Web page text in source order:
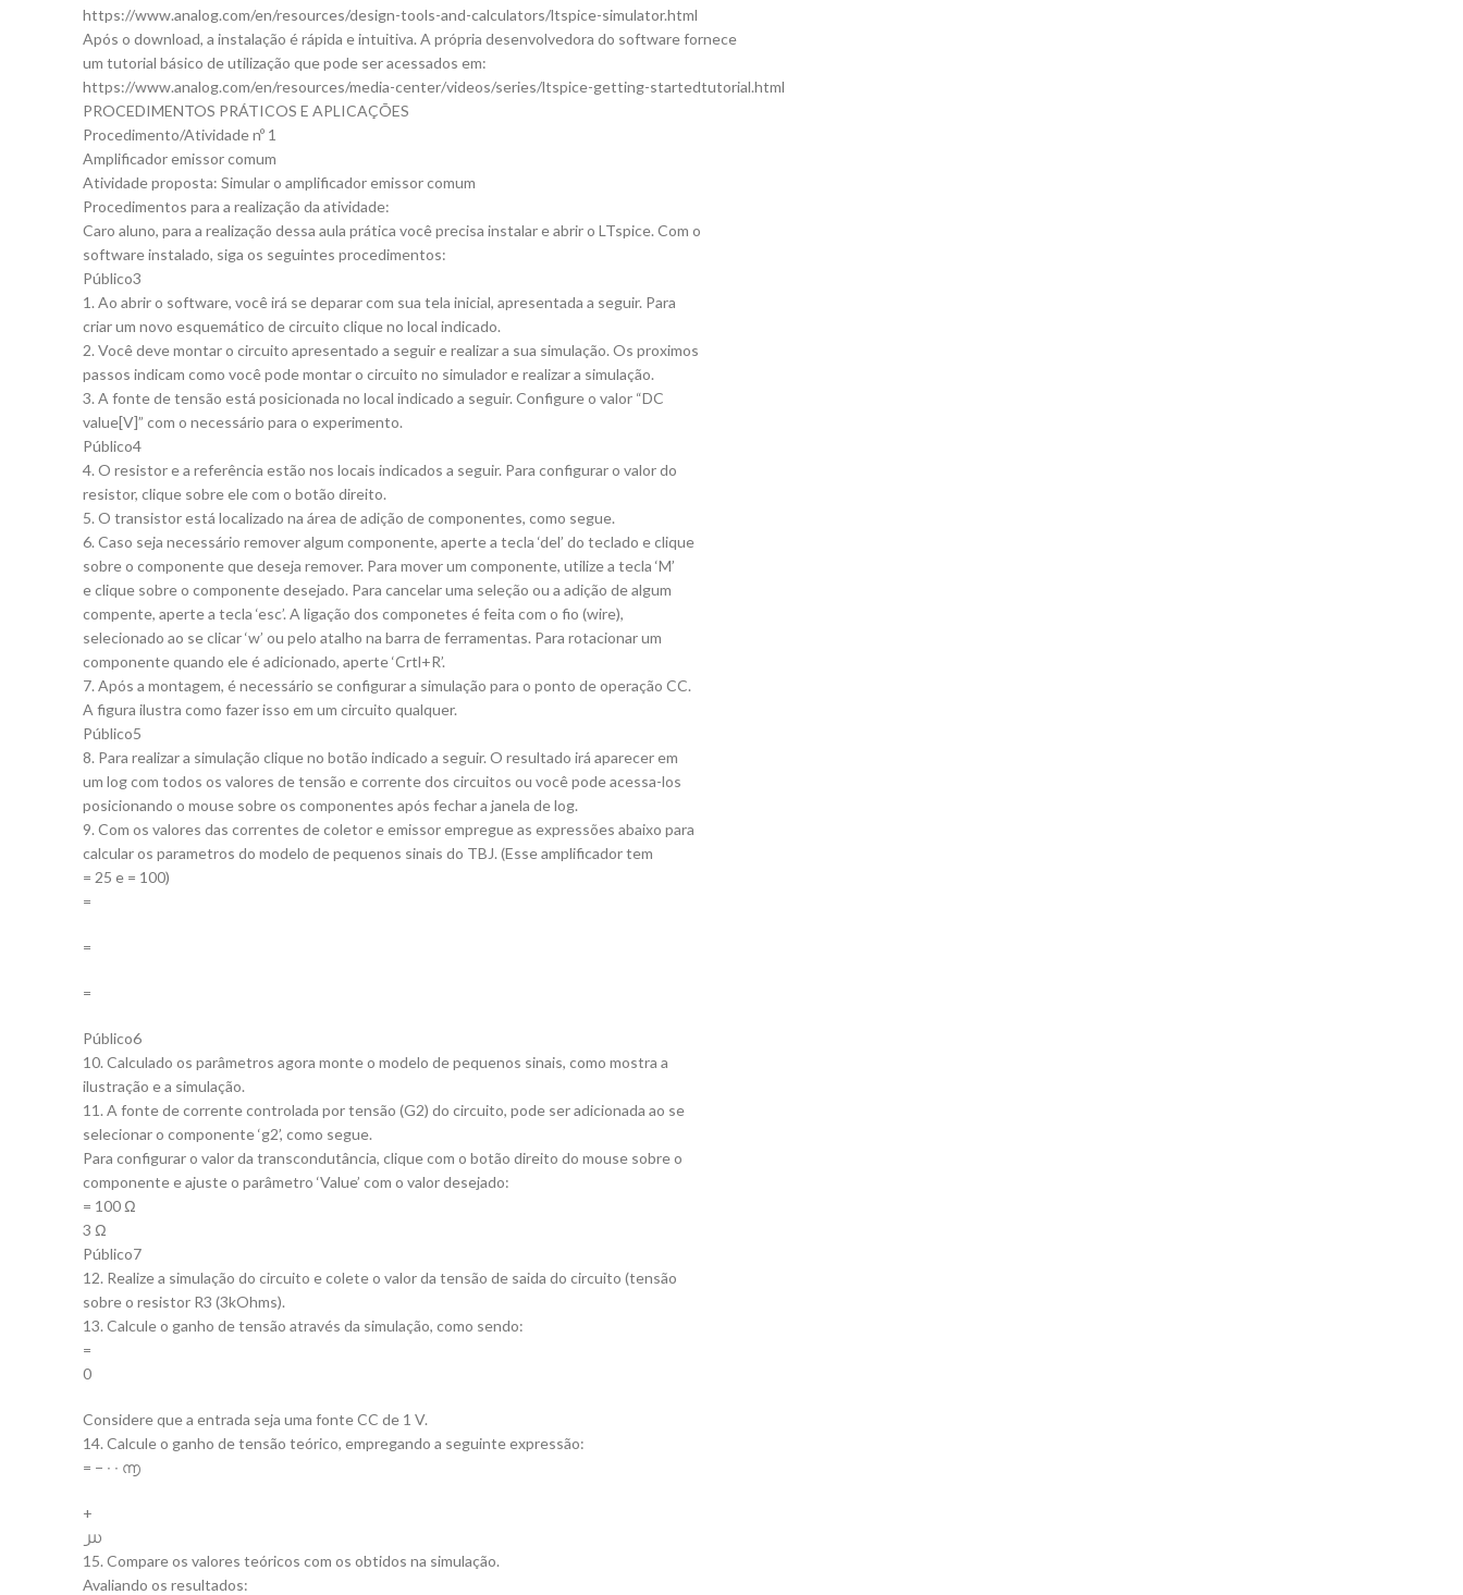
https://www.analog.com/en/resources/design-tools-and-calculators/ltspice-simulator.html
Após o download, a instalação é rápida e intuitiva. A própria desenvolvedora do software fornece
um tutorial básico de utilização que pode ser acessados em:
https://www.analog.com/en/resources/media-center/videos/series/ltspice-getting-startedtutorial.html
PROCEDIMENTOS PRÁTICOS E APLICAÇÕES
Procedimento/Atividade nº 1
Amplificador emissor comum
Atividade proposta: Simular o amplificador emissor comum
Procedimentos para a realização da atividade:
Caro aluno, para a realização dessa aula prática você precisa instalar e abrir o LTspice. Com o
software instalado, siga os seguintes procedimentos:
Público3
1. Ao abrir o software, você irá se deparar com sua tela inicial, apresentada a seguir. Para
criar um novo esquemático de circuito clique no local indicado.
2. Você deve montar o circuito apresentado a seguir e realizar a sua simulação. Os proximos
passos indicam como você pode montar o circuito no simulador e realizar a simulação.
3. A fonte de tensão está posicionada no local indicado a seguir. Configure o valor “DC
value[V]” com o necessário para o experimento.
Público4
4. O resistor e a referência estão nos locais indicados a seguir. Para configurar o valor do
resistor, clique sobre ele com o botão direito.
5. O transistor está localizado na área de adição de componentes, como segue.
6. Caso seja necessário remover algum componente, aperte a tecla ‘del’ do teclado e clique
sobre o componente que deseja remover. Para mover um componente, utilize a tecla ‘M’
e clique sobre o componente desejado. Para cancelar uma seleção ou a adição de algum
compente, aperte a tecla ‘esc’. A ligação dos componetes é feita com o fio (wire),
selecionado ao se clicar ‘w’ ou pelo atalho na barra de ferramentas. Para rotacionar um
componente quando ele é adicionado, aperte ‘Crtl+R’.
7. Após a montagem, é necessário se configurar a simulação para o ponto de operação CC.
A figura ilustra como fazer isso em um circuito qualquer.
Público5
8. Para realizar a simulação clique no botão indicado a seguir. O resultado irá aparecer em
um log com todos os valores de tensão e corrente dos circuitos ou você pode acessa-los
posicionando o mouse sobre os componentes após fechar a janela de log.
9. Com os valores das correntes de coletor e emissor empregue as expressões abaixo para
calcular os parametros do modelo de pequenos sinais do TBJ. (Esse amplificador tem
= 25 e = 100)
=
=
=
Público6
10. Calculado os parâmetros agora monte o modelo de pequenos sinais, como mostra a
ilustração e a simulação.
11. A fonte de corrente controlada por tensão (G2) do circuito, pode ser adicionada ao se
selecionar o componente ‘g2’, como segue.
Para configurar o valor da transcondutância, clique com o botão direito do mouse sobre o
componente e ajuste o parâmetro ‘Value’ com o valor desejado:
= 100 Ω
3 Ω
Público7
12. Realize a simulação do circuito e colete o valor da tensão de saida do circuito (tensão
sobre o resistor R3 (3kOhms).
13. Calcule o ganho de tensão através da simulação, como sendo:
=
0
Considere que a entrada seja uma fonte CC de 1 V.
14. Calcule o ganho de tensão teórico, empregando a seguinte expressão:
= − ∙ ∙ ൬
+
൰
15. Compare os valores teóricos com os obtidos na simulação.
Avaliando os resultados: